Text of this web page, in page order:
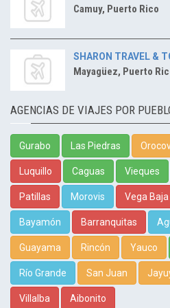
Camuy, Puerto Rico
SHARON TRAVEL &
Mayagüez, Puerto
AGENCIAS DE VIAJES POR
Gurabo Las Piedras
Luquillo Caguas Vieques
Patillas Morovis Vega Baja
Bayamón Barranquitas
Guayama Rincón Yauco
Río Grande San Juan
Villalba Aibonito